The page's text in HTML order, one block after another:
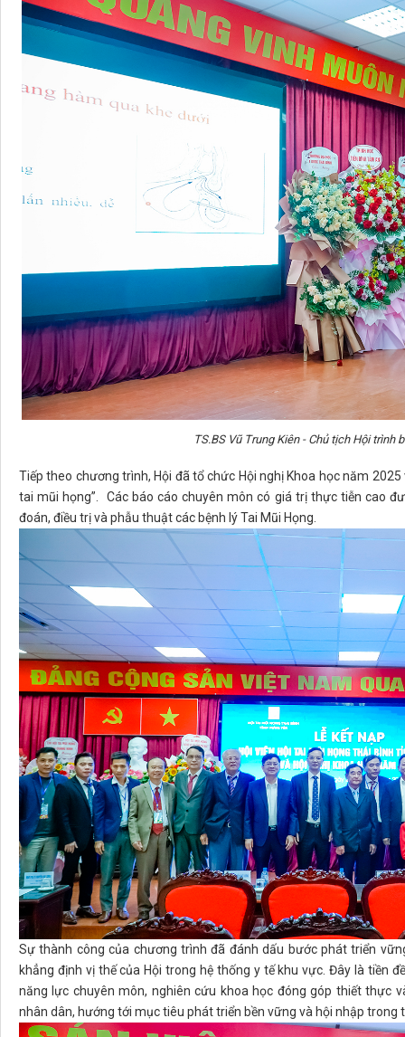
TS.BS Vũ Trung Kiên - Chủ tịch Hội trình
Tiếp theo chương trình, Hội đã tổ chức Hội nghị Khoa học năm
tai mũi họng”. Các báo cáo chuyên môn có giá trị thực tiễn cao
đoán, điều trị và phẫu thuật các bệnh lý Tai Mũi Họng.
Sự thành công của chương trình đã đánh dấu bước phát triển
khẳng định vị thế của Hội trong hệ thống y tế khu vực. Đây là tiền
năng lực chuyên môn, nghiên cứu khoa học đóng góp thiết thực
nhân dân, hướng tới mục tiêu phát triển bền vững và hội nhập trong